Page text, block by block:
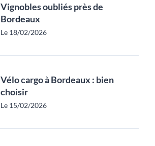
Vignobles oubliés près de
Bordeaux
Le 18/02/2026
Vélo cargo à Bordeaux : bien
choisir
Le 15/02/2026